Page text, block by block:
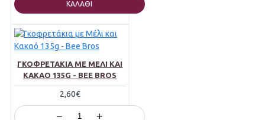
ΚΑΛΆΘΙ
ΓΚΟΦΡΕΤΆΚΙΑ ΜΕ ΜΈΛΙ ΚΑΙ
ΚΑΚΑΌ 135G - BEE BROS
2,60€
− +